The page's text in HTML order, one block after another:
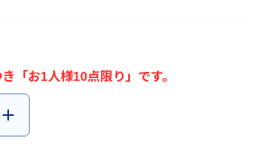
「お1人様10点限り」です。